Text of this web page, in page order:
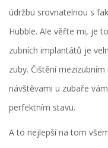
údržbu srovnatelnou s
Hubble. Ale věřte mi, je
zubních implantátů je
zuby. Čištění
návštěvami u zubaře
perfektním stavu.
A to nejlepší na tom